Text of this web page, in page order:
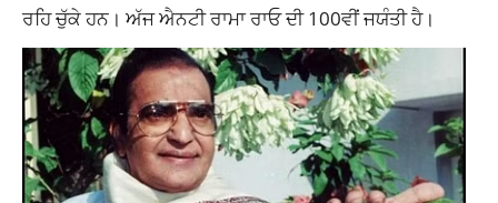
ਰਹਿ ਚੁੱਕੇ ਹਨ। ਅੱਜ ਐਨਟੀ ਰਾਮਾ ਰਾਓ ਦੀ 100ਵੀਂ ਜਯੰਤੀ ਹੈ।